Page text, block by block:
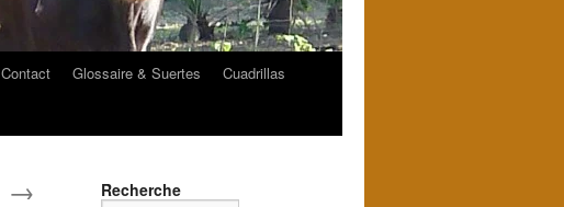
Contact Glossaire & Suertes
Cuadrillas
→ Recherche